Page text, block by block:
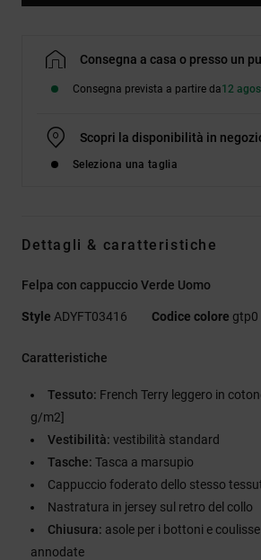
Consegna a casa o presso un
Consegna prevista a partire da12
Scopri la disponibilità in
Seleziona una taglia
Dettagli & caratteristiche
Felpa con cappuccio Verde Uomo
Style ADYFT03416 Codice colore gtp0
Caratteristiche
Tessuto: French Terry leggero in
g/m2]
Vestibilità: vestibilità standard
Tasche: Tasca a marsupio
Cappuccio foderato dello stesso
Nastratura in jersey sul retro del collo
Chiusura: asole per i bottoni e
annodate